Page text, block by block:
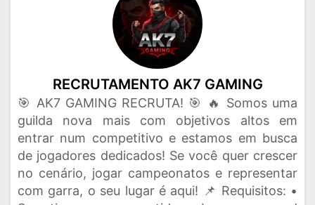
RECRUTAMENTO AK7 GAMING
🎯 AK7 GAMING RECRUTA! 🎯 🔥 Somos uma
guilda nova mais com objetivos altos em
entrar num competitivo e estamos em busca
de jogadores dedicados! Se você quer crescer
no cenário, jogar campeonatos e representar
com garra, o seu lugar é aqui! 📌 Requisitos: •